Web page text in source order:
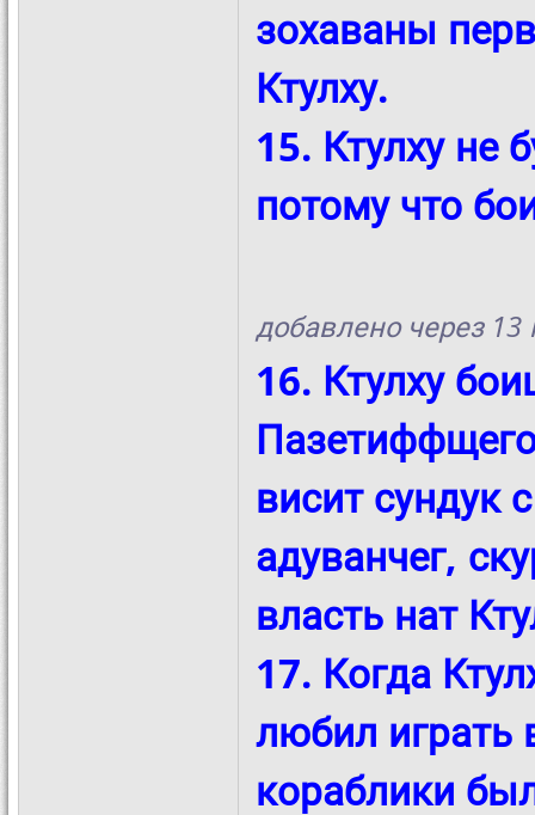
зохаваны
Ктулху.
15. Ктулху не
потому что
добавлено через 13
16. Ктулху
висит сундук
адуванчег,
власть нат
17. Когда
любил играть
кораблики